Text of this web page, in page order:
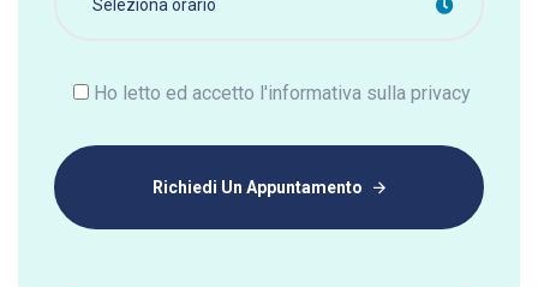
Ho letto ed accetto l'informativa sulla privacy
Richiedi Un Appuntamento